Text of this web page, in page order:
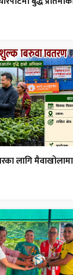
लागि